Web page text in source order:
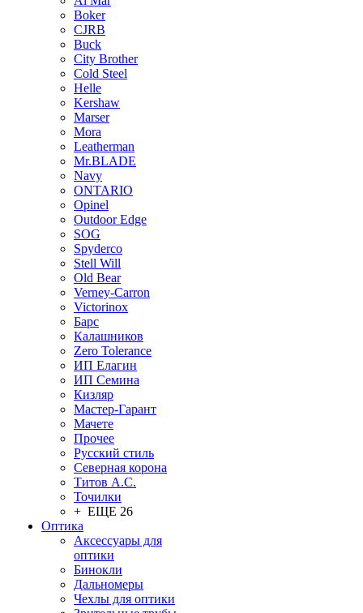
Boker
CJRB
Buck
City Brother
Cold Steel
Helle
Kershaw
Marser
Mora
Leatherman
Mr.BLADE
Navy
ONTARIO
Opinel
Outdoor Edge
SOG
Spyderco
Stell Will
Old Bear
Verney-Carron
Victorinox
Барс
Калашников
Zero Tolerance
ИП Елагин
ИП Семина
Кизляр
Мастер-Гарант
Мачете
Прочее
Русский стиль
Северная корона
Титов А.С.
Точилки
+ ЕЩЕ 26
Оптика
Аксессуары для
оптики
Бинокли
Дальномеры
Чехлы для оптики